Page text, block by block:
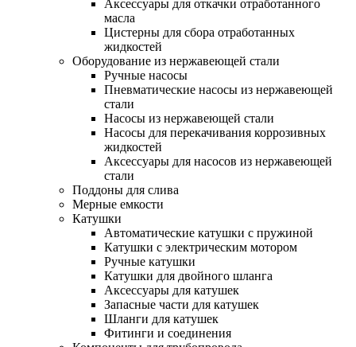
Аксессуары для откачки отработанного
масла
Цистерны для сбора отработанных
жидкостей
Оборудование из нержавеющей стали
Ручные насосы
Пневматические насосы из нержавеющей
стали
Насосы из нержавеющей стали
Насосы для перекачивания коррозивных
жидкостей
Аксессуары для насосов из нержавеющей
стали
Поддоны для слива
Мерные емкости
Катушки
Автоматические катушки с пружиной
Катушки с электрическим мотором
Ручные катушки
Катушки для двойного шланга
Аксессуары для катушек
Запасные части для катушек
Шланги для катушек
Фитинги и соединения